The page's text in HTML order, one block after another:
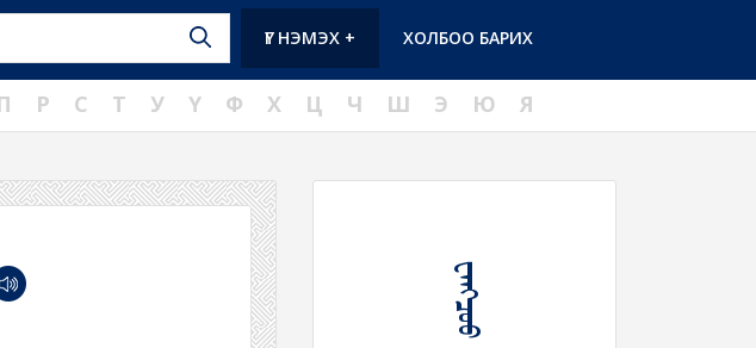
ХОЛБОО БАРИХ
ҮГ НЭМЭХ +
Р С Т У Ү Ф Х Ц Ч Ш Э Ю Я
ᠸᠠᠩᠴᠤᠤ